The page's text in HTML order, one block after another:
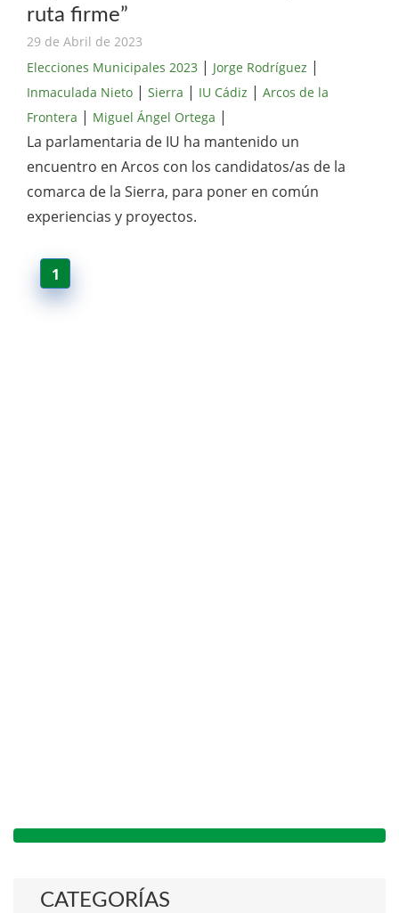
ruta firme”
29 de Abril de 2023
Elecciones Municipales 2023 | Jorge Rodríguez |
Inmaculada Nieto | Sierra | IU Cádiz | Arcos de la
Frontera | Miguel Ángel Ortega |
La parlamentaria de IU ha mantenido un
encuentro en Arcos con los candidatos/as de la
comarca de la Sierra, para poner en común
experiencias y proyectos.
1
CATEGORÍAS